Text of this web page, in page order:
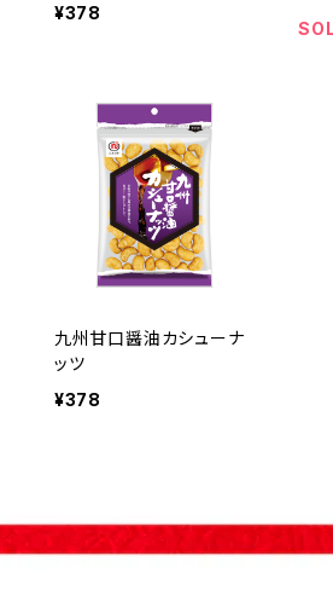
¥378
九州甘口醤油カシューナ
ッツ
¥378